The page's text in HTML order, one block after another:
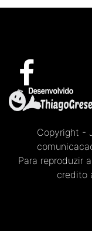
Copyright -
Para reproduzir
credito